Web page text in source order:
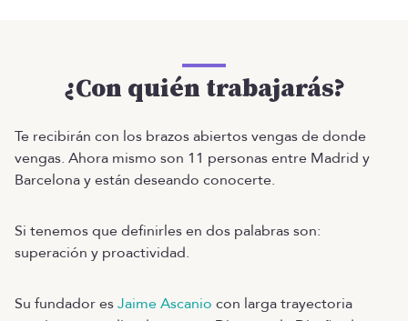
¿Con quién trabajarás?
Te recibirán con los brazos abiertos vengas de donde
vengas. Ahora mismo son 11 personas entre Madrid y
Barcelona y están deseando conocerte.
Si tenemos que definirles en dos palabras son:
superación y proactividad.
Su fundador esJaime Ascanio con larga trayectoria